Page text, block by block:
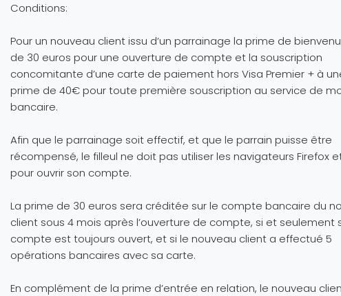
Conditions:
Pour un nouveau client issu d’un parrainage la prime de
de 30 euros pour une ouverture de compte et la souscription
concomitante d’une carte de paiement hors Visa Premier + à
prime de 40€ pour toute première souscription au service de
bancaire.
Afin que le parrainage soit effectif, et que le parrain puisse être
récompensé, le filleul ne doit pas utiliser les navigateurs Firefox
pour ouvrir son compte.
La prime de 30 euros sera créditée sur le compte bancaire du
client sous 4 mois après l’ouverture de compte, si et seulement
compte est toujours ouvert, et si le nouveau client a effectué 5
opérations bancaires avec sa carte.
En complément de la prime d’entrée en relation, le nouveau